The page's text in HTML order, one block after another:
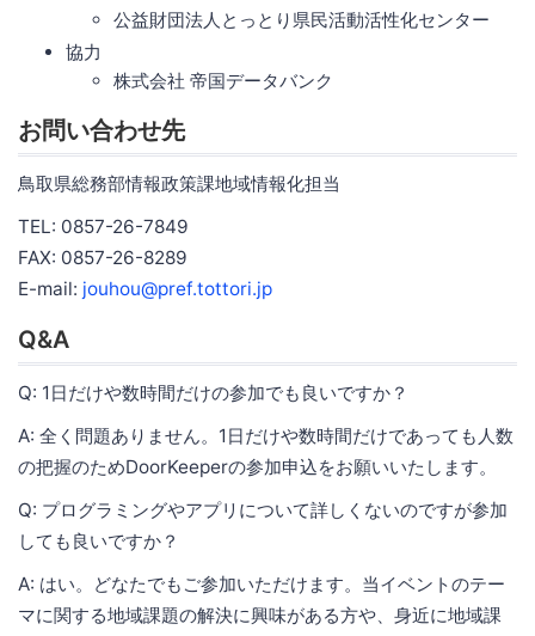
公益財団法人とっとり県民活動活性化センター
協力
株式会社 帝国データバンク
お問い合わせ先
鳥取県総務部情報政策課地域情報化担当
TEL: 0857-26-7849
FAX: 0857-26-8289
E-mail: jouhou@pref.tottori.jp
Q&A
Q: 1日だけや数時間だけの参加でも良いですか？
A: 全く問題ありません。1日だけや数時間だけであっても人数
の把握のためDoorKeeperの参加申込をお願いいたします。
Q: プログラミングやアプリについて詳しくないのですが参加
しても良いですか？
A: はい。どなたでもご参加いただけます。当イベントのテー
マに関する地域課題の解決に興味がある方や、身近に地域課